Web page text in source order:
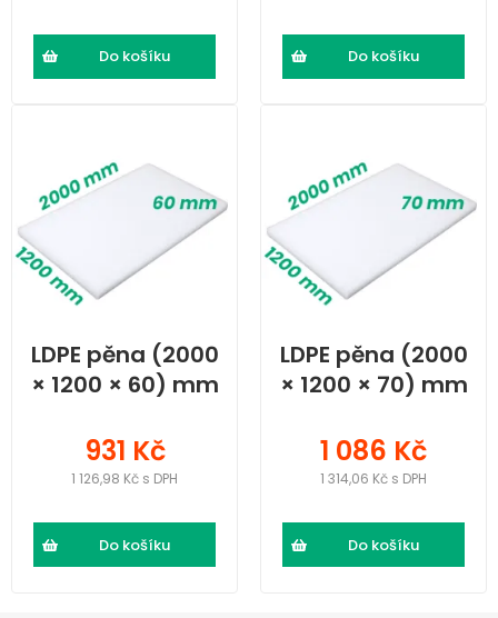
Do košíku Do košíku
LDPE pěna (2000
× 1200 × 60) mm
931 Kč
1 126,98 Kč s DPH
Do košíku
LDPE pěna (2000
× 1200 × 70) mm
1 086 Kč
1 314,06 Kč s DPH
Do košíku